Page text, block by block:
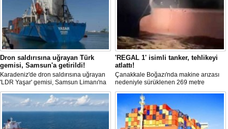
Dron saldırısına uğrayan Türk
gemisi, Samsun'a getirildi!
Karadeniz'de dron saldırısına uğrayan
'LDR Yaşar' gemisi, Samsun Limanı'na
güvenli bir şekilde ulaştı. Saldırıda can
kaybı yaşanmadı, ancak büyük çapta
maddi hasar oluştu.
'REGAL 1' isimli tanker, tehlikeyi
atlattı!
Çanakkale Boğazı'nda makine arızası
nedeniyle sürüklenen 269 metre
uzunluğundaki 'REGAL 1' isimli tanker,
römorkörler yardımıyla Şevketiye Demir
Sahası'na çekilerek kurtarıldı.